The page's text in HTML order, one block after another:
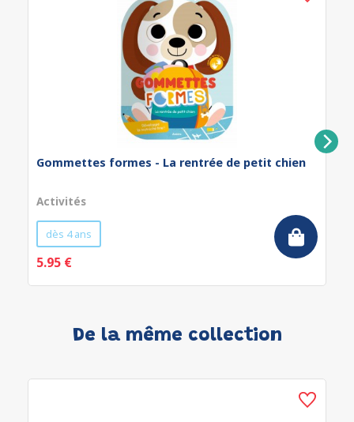
Gommettes formes - La rentrée de petit chien
Activités
dès 4 ans
5.95 €
De la même collection